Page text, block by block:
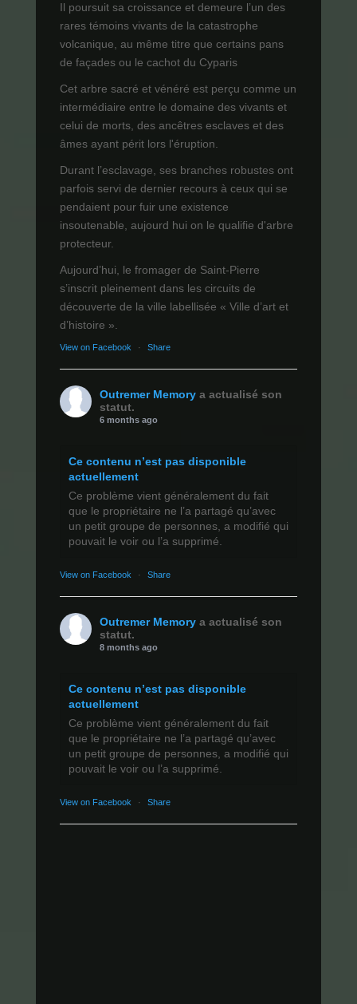
Il poursuit sa croissance et demeure l’un des
rares témoins vivants de la catastrophe
volcanique, au même titre que certains pans
de façades ou le cachot du Cyparis
Cet arbre sacré et vénéré est perçu comme un
intermédiaire entre le domaine des vivants et
celui de morts, des ancêtres esclaves et des
âmes ayant périt lors l'éruption.
Durant l’esclavage, ses branches robustes ont
parfois servi de dernier recours à ceux qui se
pendaient pour fuir une existence
insoutenable, aujourd hui on le qualifie d'arbre
protecteur.
Aujourd’hui, le fromager de Saint-Pierre
s’inscrit pleinement dans les circuits de
découverte de la ville labellisée « Ville d’art et
d’histoire ».
View on Facebook · Share
Outremer Memory a actualisé son
statut.
6 months ago
Ce contenu n’est pas disponible
actuellement
Ce problème vient généralement du fait
que le propriétaire ne l’a partagé qu’avec
un petit groupe de personnes, a modifié qui
pouvait le voir ou l’a supprimé.
View on Facebook · Share
Outremer Memory a actualisé son
statut.
8 months ago
Ce contenu n’est pas disponible
actuellement
Ce problème vient généralement du fait
que le propriétaire ne l’a partagé qu’avec
un petit groupe de personnes, a modifié qui
pouvait le voir ou l’a supprimé.
View on Facebook · Share